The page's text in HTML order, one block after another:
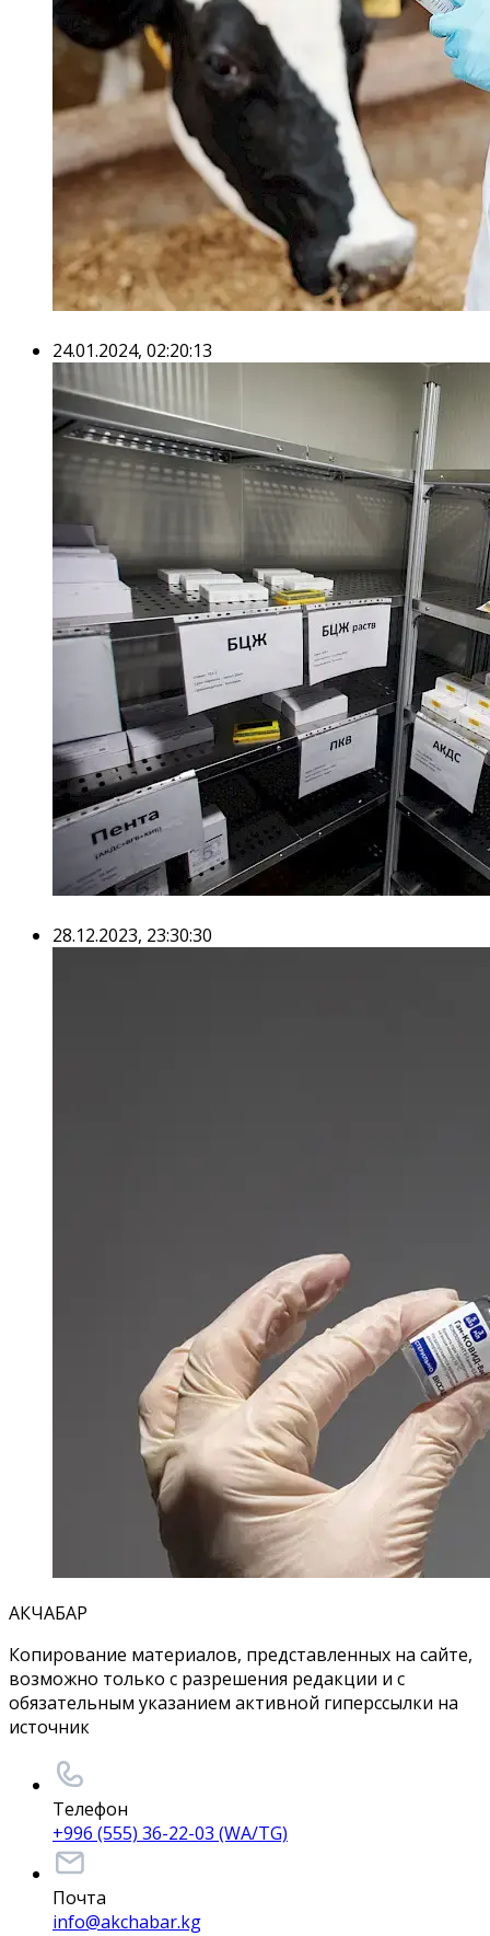
24.01.2024, 02:20:13
28.12.2023, 23:30:30
АКЧАБАР
Копирование материалов, представленных на сайте,
возможно только с разрешения редакции и с
обязательным указанием активной гиперссылки на
источник
Телефон
+996 (555) 36-22-03 (WA/TG)
Почта
info@akchabar.kg